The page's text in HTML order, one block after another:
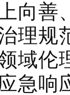
上向
理规
域伦
急响